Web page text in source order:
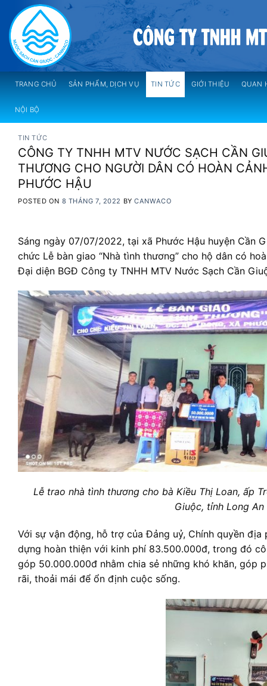
content
TRANG CHỦ SẢN PHẨM, DỊCH VỤ TIN TỨC GIỚI THIỆU QUAN
NỘI BỘ
TIN TỨC
CÔNG TY TNHH MTV NƯỚC SẠCH CẦN
THƯƠNG CHO NGƯỜI DÂN CÓ HOÀN
PHƯỚC HẬU
POSTED ON 8 THÁNG 7, 2022 BYCANWACO
Sáng ngày 07/07/2022, tại xã Phước Hậu huyện Cần
chức Lễ bàn giao “Nhà tình thương” cho hộ dân có
Đại diện BGĐ Công ty TNHH MTV Nước Sạch Cần
Lễ trao nhà tình thương cho bà Kiều Thị Loan, ấp
Giuộc, tỉnh Long An
Với sự vận động, hỗ trợ của Đảng uỷ, Chính quyền
dựng hoàn thiện với kinh phí 83.500.000đ, trong đó
góp 50.000.000đ nhằm chia sẻ những khó khăn, góp
rãi, thoải mái để ổn định cuộc sống.